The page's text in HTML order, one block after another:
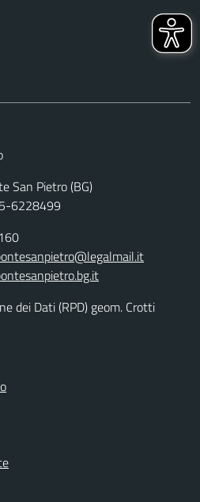
San Pietro (BG)
6228499
dei Dati (RPD) geom. Crotti